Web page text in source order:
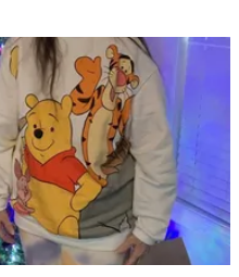
un avis